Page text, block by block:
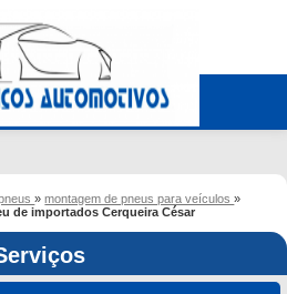
»montagem de pneus para veículos»
de importados Cerqueira César